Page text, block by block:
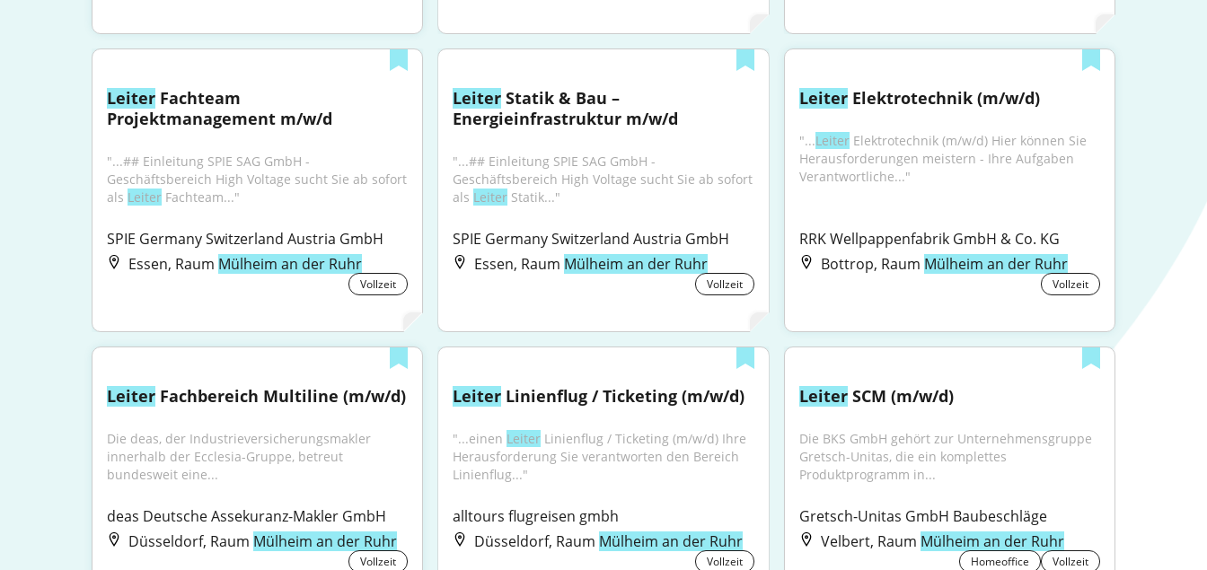
Leiter Fachteam
Projektmanagement m/w/d
"...## Einleitung SPIE SAG GmbH -
Geschäftsbereich High Voltage sucht Sie ab sofort
als Leiter Fachteam..."
SPIE Germany Switzerland Austria GmbH
Essen, Raum Mülheim an der Ruhr
Vollzeit
Leiter Statik & Bau –
Energieinfrastruktur m/w/d
"...## Einleitung SPIE SAG GmbH -
Geschäftsbereich High Voltage sucht Sie ab sofort
als Leiter Statik..."
SPIE Germany Switzerland Austria GmbH
Essen, Raum Mülheim an der Ruhr
Vollzeit
Leiter Elektrotechnik (m/w/d)
"...Leiter Elektrotechnik (m/w/d) Hier können Sie
Herausforderungen meistern - Ihre Aufgaben
Verantwortliche..."
RRK Wellpappenfabrik GmbH & Co. KG
Bottrop, Raum Mülheim an der Ruhr
Vollzeit
Leiter Fachbereich Multiline (m/w/d)
Die deas, der Industrieversicherungsmakler
innerhalb der Ecclesia-Gruppe, betreut
bundesweit eine...
deas Deutsche Assekuranz-Makler GmbH
Düsseldorf, Raum Mülheim an der Ruhr
Vollzeit
Leiter Linienflug / Ticketing (m/w/d)
"...einen Leiter Linienflug / Ticketing (m/w/d) Ihre
Herausforderung Sie verantworten den Bereich
Linienflug..."
alltours flugreisen gmbh
Düsseldorf, Raum Mülheim an der Ruhr
Vollzeit
Leiter SCM (m/w/d)
Die BKS GmbH gehört zur Unternehmensgruppe
Gretsch-Unitas, die ein komplettes
Produktprogramm in...
Gretsch-Unitas GmbH Baubeschläge
Velbert, Raum Mülheim an der Ruhr
Homeoffice Vollzeit